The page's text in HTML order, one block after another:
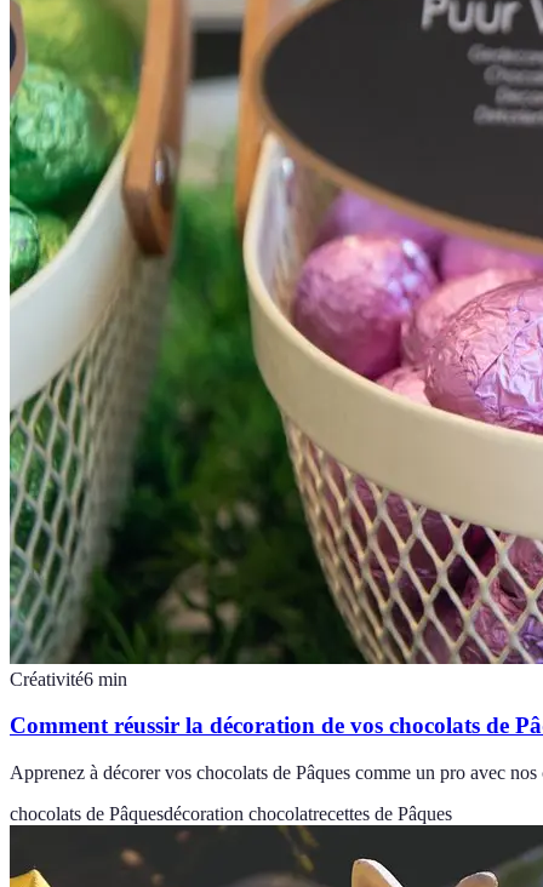
Créativité6 min
Comment réussir la décoration de vos chocolats de
Apprenez à décorer vos chocolats de Pâques comme un pro avec
chocolats de Pâquesdécoration chocolatrecettes de Pâques